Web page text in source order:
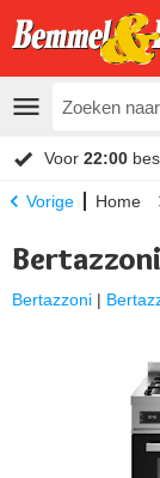
Voor 22:00
Vorige Home
Bertazzoni |